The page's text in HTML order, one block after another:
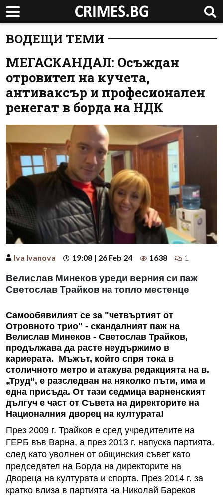
ВОДЕЩИ ТЕМИ
МЕГАСКАНДАЛ: Осъждан
отровител на кучета,
антиваксър и професионален
ренегат в борда на НДК
Iva Ivanova 19:08 | 26 Feb 24 1638 1
Велислав Минеков уреди верния си паж
Светослав Трайков на топло местенце
Самообявилият се за "четвъртият от
Отровното трио" - скандалният паж на
Велислав Минеков - Светослав Трайков,
продължава да расте неудържимо в
кариерата. Мъжът, който спря тока в
столичното метро и атакува редакцията на в.
„Труд“, е разследван на няколко пъти, има и
една присъда. От тази седмица варненският
дългуч е част от Съвета на директорите на
Националния дворец на културата!
През 2009 г. Трайков е сред учредителите на
ГЕРБ във Варна, а през 2013 г. напуска партията,
след като уволнен от общинския съвет като
председател на Борда на директорите на
Двореца на културата и спорта. През 2014 г. за
кратко влиза в партията на Николай Бареков